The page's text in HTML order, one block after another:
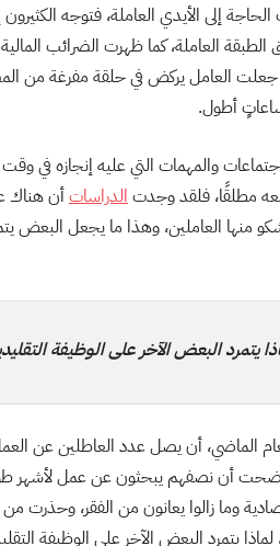
إلى الأيدي العاملة، فتوجه
الطبقة العاملة، كما ظهرت الضرائب
جعلت العامل يركض في حلقة مفرغة من
أطول.
والمهمات التي عليه إنجازه في وقت
معه مطلقًا، فلقد وجدت الدراساتأن هناك
منها العاملين، وهذا ما يجعل البعض
يتمرد البعض الآخر على الوظيفة
إلى 2 مليون إضافيين في عام 2018، وأوضحت أن نصفهم
وما زالوا يعانون من الفقر، وحذرت من
يتمرد البعض الآخر على الوظيفة